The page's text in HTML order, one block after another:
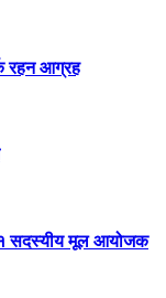
रहन आग्रह
सदस्यीय मूल आयोजक